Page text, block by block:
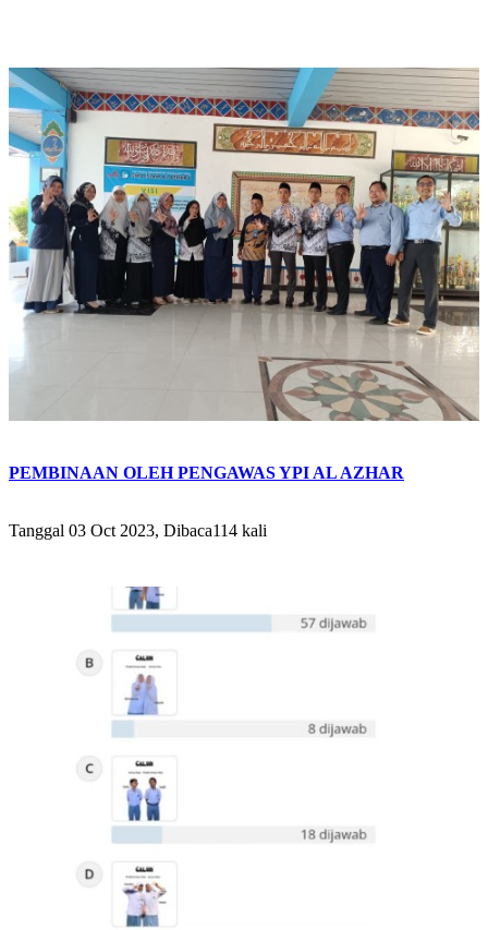
PEMBINAAN OLEH PENGAWAS YPI AL AZHAR
Tanggal 03 Oct 2023, Dibaca114 kali